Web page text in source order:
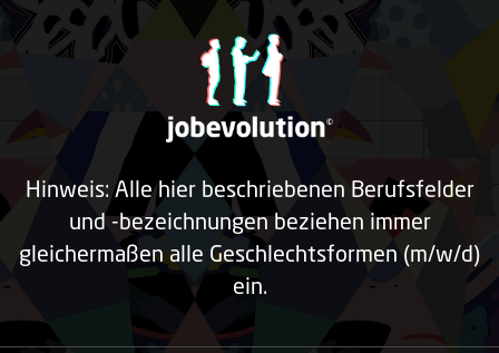
Hinweis: Alle hier beschriebenen Berufsfelder
und -bezeichnungen beziehen immer
gleichermaßen alle Geschlechtsformen (m/w/d)
ein.